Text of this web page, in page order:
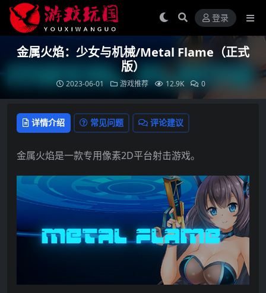
登录
金属火焰：少女与机械/Metal Flame（正式
版）
2023-06-01 游戏推荐 12.9K 0
详情介绍 常见问题 评论建议
金属火焰是一款专用像素2D平台射击游戏。